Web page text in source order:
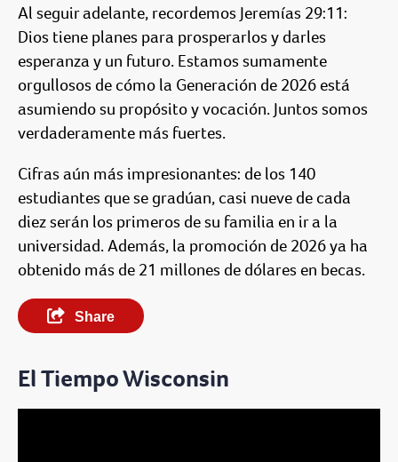
Al seguir adelante, recordemos Jeremías 29:11:
Dios tiene planes para prosperarlos y darles
esperanza y un futuro. Estamos sumamente
orgullosos de cómo la Generación de 2026 está
asumiendo su propósito y vocación. Juntos somos
verdaderamente más fuertes.
Cifras aún más impresionantes: de los 140
estudiantes que se gradúan, casi nueve de cada
diez serán los primeros de su familia en ir a la
universidad. Además, la promoción de 2026 ya ha
obtenido más de 21 millones de dólares en becas.
Share
El Tiempo Wisconsin